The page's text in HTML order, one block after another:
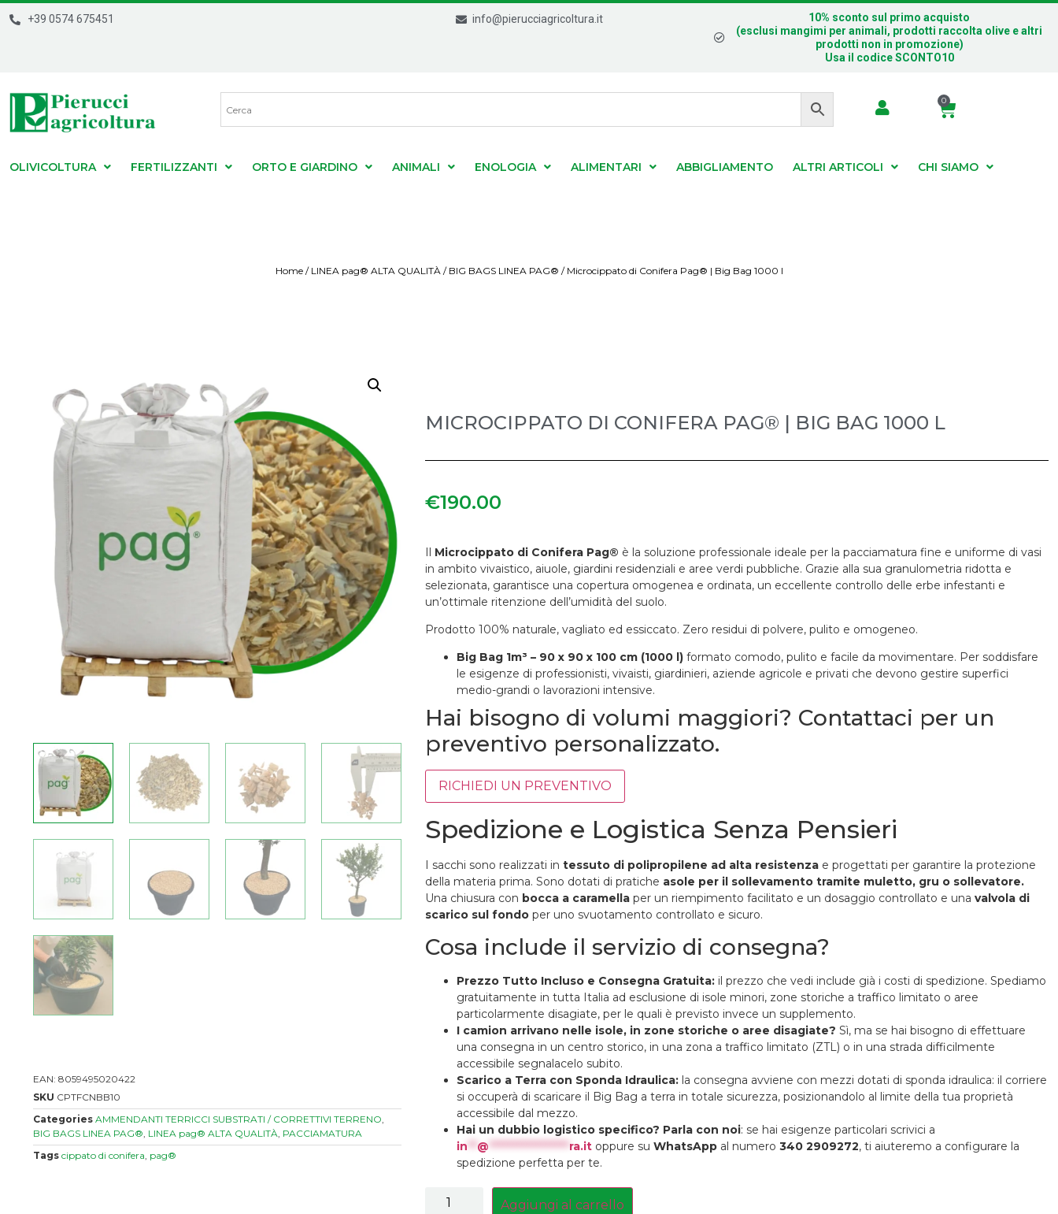
+39 0574 675451 info@pierucciagricoltura.it
10% sconto sul primo acquisto
(esclusi mangimi per animali, prodotti raccolta olive e altri
prodotti non in promozione)
Usa il codice SCONTO10
0
OLIVICOLTURA FERTILIZZANTI ORTO E GIARDINO ANIMALI ENOLOGIA ALIMENTARI ABBIGLIAMENTO ALTRI ARTICOLI CHI SIAMO
Home/ LINEA pag® ALTA QUALITÀ/ BIG BAGS LINEA PAG® / Microcippato di Conifera Pag® | Big Bag 1000 l
EAN: 8059495020422
SKU CPTFCNBB10
Categories AMMENDANTI TERRICCI SUBSTRATI / CORRETTIVI TERRENO,
BIG BAGS LINEA PAG®, LINEA pag® ALTA QUALITÀ, PACCIAMATURA
Tags cippato di conifera, pag®
MICROCIPPATO DI CONIFERA PAG® | BIG BAG 1000 L
€190.00
Il Microcippato di Conifera Pag® è la soluzione professionale ideale per la pacciamatura fine e uniforme di vasi
in ambito vivaistico, aiuole, giardini residenziali e aree verdi pubbliche. Grazie alla sua granulometria ridotta e
selezionata, garantisce una copertura omogenea e ordinata, un eccellente controllo delle erbe infestanti e
un’ottimale ritenzione dell’umidità del suolo.
Prodotto 100% naturale, vagliato ed essiccato. Zero residui di polvere, pulito e omogeneo.
Big Bag 1m³ – 90 x 90 x 100 cm (1000 l) formato comodo, pulito e facile da movimentare. Per soddisfare
le esigenze di professionisti, vivaisti, giardinieri, aziende agricole e privati che devono gestire superfici
medio-grandi o lavorazioni intensive.
Hai bisogno di volumi maggiori? Contattaci per un
preventivo personalizzato.
RICHIEDI UN PREVENTIVO
Spedizione e Logistica Senza Pensieri
I sacchi sono realizzati in tessuto di polipropilene ad alta resistenza e progettati per garantire la protezione
della materia prima. Sono dotati di pratiche asole per il sollevamento tramite muletto, gru o sollevatore.
Una chiusura con bocca a caramella per un riempimento facilitato e un dosaggio controllato e una valvola di
scarico sul fondo per uno svuotamento controllato e sicuro.
Cosa include il servizio di consegna?
Prezzo Tutto Incluso e Consegna Gratuita: il prezzo che vedi include già i costi di spedizione. Spediamo
gratuitamente in tutta Italia ad esclusione di isole minori, zone storiche a traffico limitato o aree
particolarmente disagiate, per le quali è previsto invece un supplemento.
I camion arrivano nelle isole, in zone storiche o aree disagiate? Sì, ma se hai bisogno di effettuare
una consegna in un centro storico, in una zona a traffico limitato (ZTL) o in una strada difficilmente
accessibile segnalacelo subito.
Scarico a Terra con Sponda Idraulica: la consegna avviene con mezzi dotati di sponda idraulica: il corriere
si occuperà di scaricare il Big Bag a terra in totale sicurezza, posizionandolo al limite della tua proprietà
accessibile dal mezzo.
Hai un dubbio logistico specifico? Parla con noi: se hai esigenze particolari scrivici a
in **@ *****************ra.it oppure su WhatsApp al numero 340 2909272, ti aiuteremo a configurare la
spedizione perfetta per te.
Aggiungi al carrello